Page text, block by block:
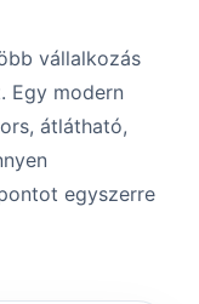
vállalkozás
Egy modern
átlátható,
egyszerre